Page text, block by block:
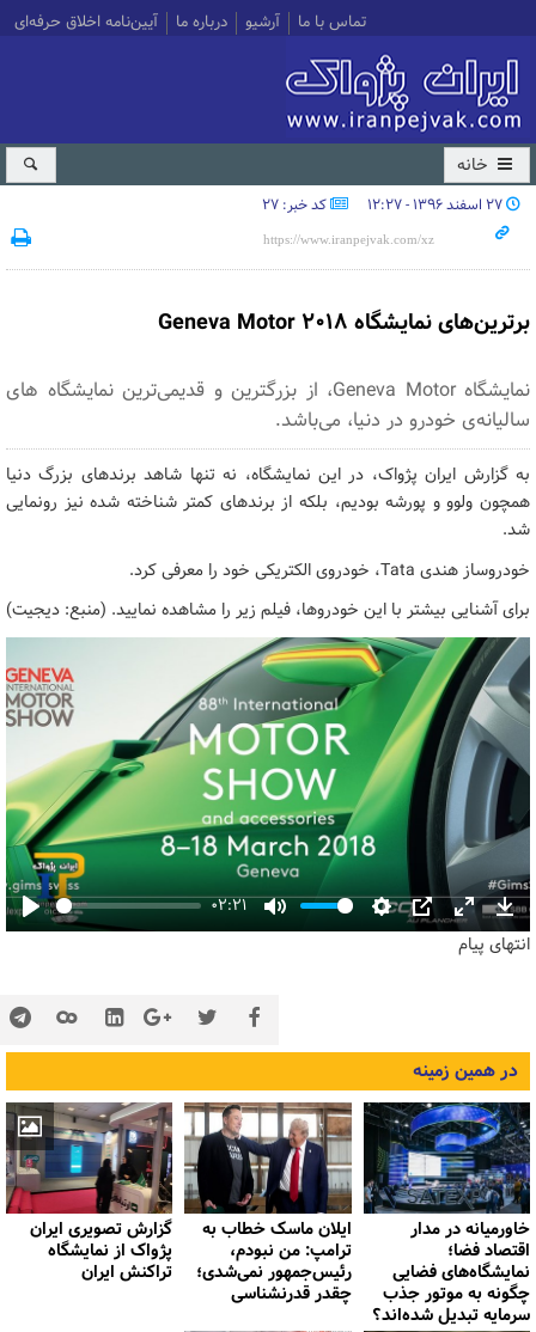
تماس با ما آرشیو درباره ما آیین‌نامه اخلاق حرفه‌ای
خانه
۲۷ اسفند ۱۳۹۶ - ۱۲:۲۷ کد خبر: 27
برترین‌های نمایشگاه 2018 Geneva Motor
نمایشگاه Geneva Motor، از بزرگترین و قدیمی‌ترین نمایشگاه های
سالیانه‌ی خودرو در دنیا، می‌باشد.
به گزارش ایران پژواک، در این نمایشگاه، نه تنها شاهد برندهای بزرگ دنیا
همچون ولوو و پورشه بودیم، بلکه از برندهای کمتر شناخته شده نیز رونمایی
شد.
خودروساز هندی Tata، خودروی الکتریکی خود را معرفی کرد.
برای آشنایی بیشتر با این خودروها، فیلم زیر را مشاهده نمایید. (منبع: دیجیت)
Play
02:21
Mute
Settings
PIP
Enter
fullscreen
انتهای پیام
در همین زمینه
خاورمیانه در مدار
اقتصاد فضا؛
نمایشگاه‌های فضایی
چگونه به موتور جذب
سرمایه تبدیل شده‌اند؟
ایلان ماسک خطاب به
ترامپ: من نبودم،
رئیس‌جمهور نمی‌شدی؛
چقدر قدرنشناسی
گزارش تصویری ایران
پژواک از نمایشگاه
تراکنش ایران